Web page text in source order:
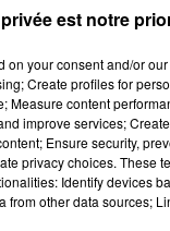
est notre
your consent and/or
Create profiles for
content
improve services;
Ensure security,
privacy choices. These
Identify devices
other data sources;